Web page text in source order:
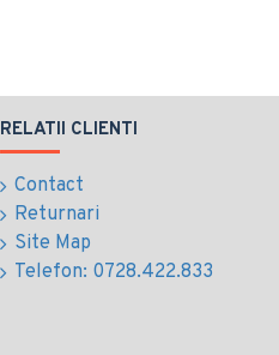
RELATII CLIENTI
Contact
Returnari
Site Map
Telefon: 0728.422.833